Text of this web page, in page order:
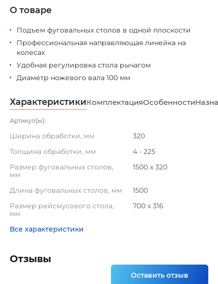
Подъем фуговальных столов в одной плоскости
Профессиональная направляющая линейка на
колесах
Удобная регулировка стола рычагом
Диаметр ножевого вала 100 мм
О товаре
ХарактеристикиКомплектацияОсобенности
Артикул(ы):
Ширина обработки, мм
320
Толщина обработки, мм
4 - 225
Размер фуговальных столов,
мм
1500 х 320
Длина фуговальных столов, мм
1500
Размер рейсмусового стола,
мм
700 х 316
Все характеристики
Отзывы
Оставить отзыв